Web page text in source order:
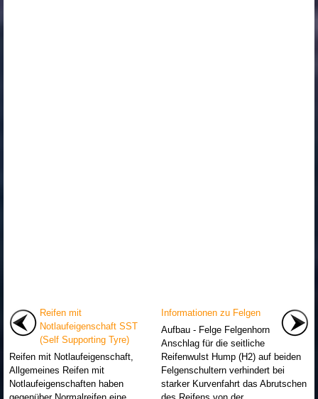
Reifen mit
Notlaufeigenschaft SST
(Self Supporting Tyre)
Reifen mit Notlaufeigenschaft,
Allgemeines Reifen mit
Notlaufeigenschaften haben
Informationen zu Felgen
Aufbau - Felge Felgenhorn
Anschlag für die seitliche
Reifenwulst Hump (H2) auf beiden
Felgenschultern verhindert bei
starker Kurvenfahrt das Abrutschen